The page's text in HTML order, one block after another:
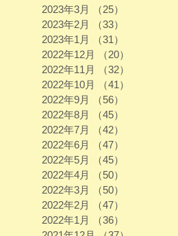
2023年3月
（25）
2023年2月
（33）
2023年1月
（31）
2022年12月
（20）
2022年11月
（32）
2022年10月
（41）
2022年9月
（56）
2022年8月
（45）
2022年7月
（42）
2022年6月
（47）
2022年5月
（45）
2022年4月
（50）
2022年3月
（50）
2022年2月
（47）
2022年1月
（36）